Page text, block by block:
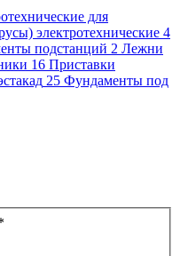
для
электротехнические 4
подстанций 2 Лежни
16 Приставки
25 Фундаменты под